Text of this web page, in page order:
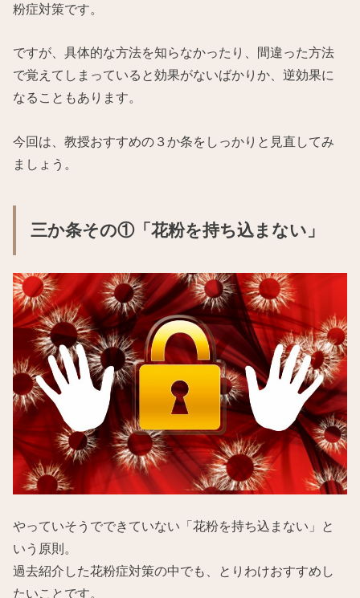
粉症対策です。
ですが、具体的な方法を知らなかったり、間違った方法
で覚えてしまっていると効果がないばかりか、逆効果に
なることもあります。
今回は、教授おすすめの３か条をしっかりと見直してみ
ましょう。
三か条その①「花粉を持ち込まない」
やっていそうでできていない「花粉を持ち込まない」と
いう原則。
過去紹介した花粉症対策の中でも、とりわけおすすめし
たいことです。